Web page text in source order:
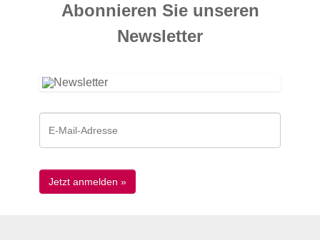
Abonnieren Sie unseren
News­letter